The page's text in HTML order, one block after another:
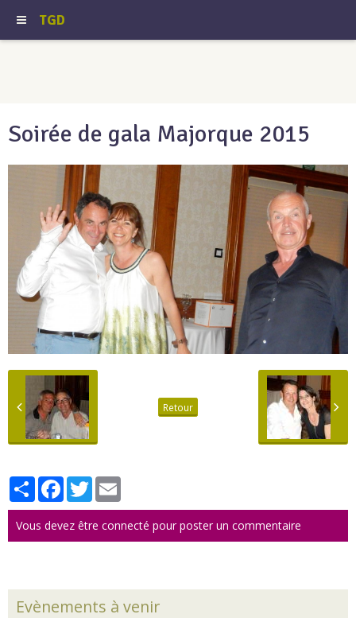
TGD
Soirée de gala Majorque 2015
Retour
PartagerFacebook
Twitter
Vous devez être connecté pour poster un commentaire
Evènements à venir